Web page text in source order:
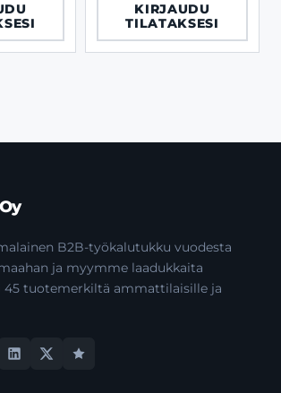
KIRJAUDU
TILATAKSESI
B2B-työkalutukku vuodesta
ja myymme laadukkaita
45 tuotemerkiltä ammattilaisille ja